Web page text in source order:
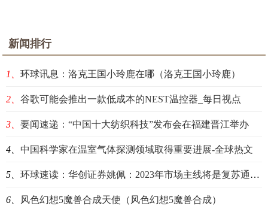
新闻排行
1、 环球讯息：洛克王国小玲鹿在哪（洛克王国小玲鹿）
2、 谷歌可能会推出一款低成本的NEST温控器_每日视点
3、 要闻速递：“中国十大纺织科技”发布会在福建晋江举办
4、 中国科学家在温室气体探测领域取得重要进展-全球热文
5、 环球速读：华创证券姚佩：2023年市场主线将是复苏通胀和大盘蓝筹股
6、 风色幻想5魔兽合成天使（风色幻想5魔兽合成）